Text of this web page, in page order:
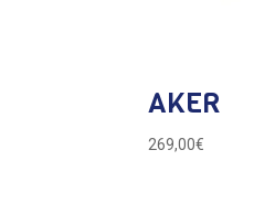
AKER
269,00€